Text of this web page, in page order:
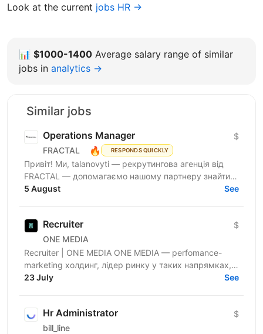
Look at the current jobs HR →
📊 $1000-1400 Average salary range of similar
jobs in analytics →
Similar jobs
Operations Manager
FRACTAL 🔥 RESPONDS QUICKLY
$
Привіт! Ми, talanovyti — рекрутингова агенція від
FRACTAL — допомагаємо нашому партнеру знайти
класного(у) Office Manager. Наш партнер — miltech...
5 August See
Recruiter
ONE MEDIA
$
Recruiter | ONE MEDIA ONE MEDIA — perfomance-
marketing холдинг, лідер ринку у таких напрямках,
як NUTRA та GAMBLING. Ми створюємо потужну
23 July See
Hr Administrator
bill_line
$